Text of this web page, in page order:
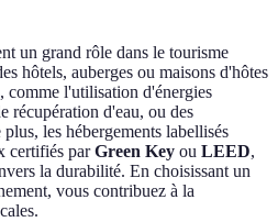
un grand rôle dans le tourisme
hôtels, auberges ou maisons d'hôtes
comme l'utilisation d'énergies
récupération d'eau, ou des
les hébergements labellisés
certifiés parGreen Key ou LEED,
la durabilité. En choisissant un
vous contribuez à la